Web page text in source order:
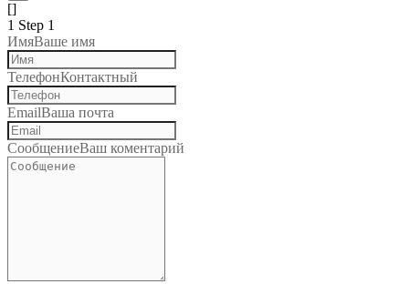
[]
1 Step 1
ИмяВаше имя
ТелефонКонтактный
EmailВаша почта
СообщениеВаш коментарий